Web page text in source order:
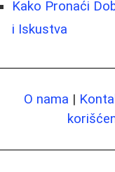
Kako Pronaći
i Iskustva
O nama |